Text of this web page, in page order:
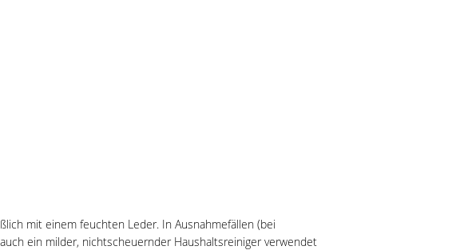
mit einem feuchten Leder. In Ausnahmefällen (bei
ein milder, nichtscheuernder Haushaltsreiniger verwendet